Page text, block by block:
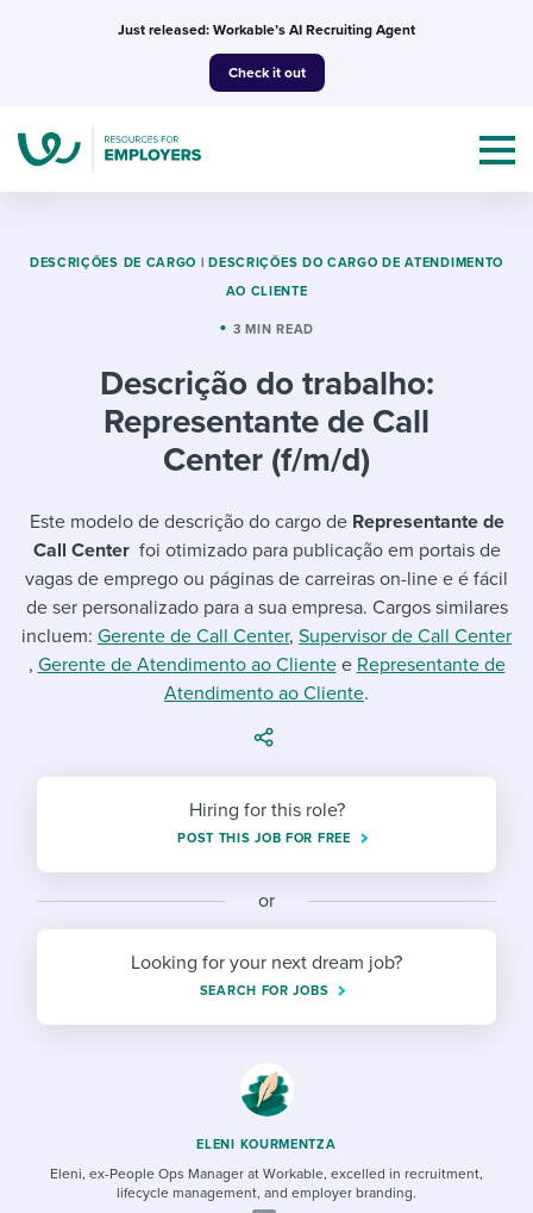
Just released: Workable’s AI Recruiting Agent
Check it out
Topics
I NEED HELP WITH...
Evaluating candidates
Working together with others
Maintaining hiring pipelines
Developing & retaining people
Finding and attracting people
Digitizing work processes
Candidate/employee experiences
Templates & Guides
Job description templates
Interview question templates
Policy templates
Onboarding checklists
Step-by-step tutorials
Free ebooks & reports
Workable Academy
I’m a jobseeker
I WANT TO LEARN ABOUT...
Applying for a job
Interview process
Pay & benefits
Career development
Modern working life
Workable customer stories
Explore Workable
Request a demo
DESCRIÇÕES DE CARGO | DESCRIÇÕES DO CARGO DE ATENDIMENTO
AO CLIENTE
3 MIN READ
Descrição do trabalho:
Representante de Call
Center (f/m/d)
Este modelo de descrição do cargo de Representante de
Call Center foi otimizado para publicação em portais de
vagas de emprego ou páginas de carreiras on-line e é fácil
de ser personalizado para a sua empresa. Cargos similares
incluem: Gerente de Call Center, Supervisor de Call Center
, Gerente de Atendimento ao Clientee Representante de
Atendimento ao Cliente.
Hiring for this role?
POST THIS JOB FOR FREE
or
Looking for your next dream job?
SEARCH FOR JOBS
ELENI KOURMENTZA
Eleni, ex-People Ops Manager at Workable, excelled in recruitment,
lifecycle management, and employer branding.